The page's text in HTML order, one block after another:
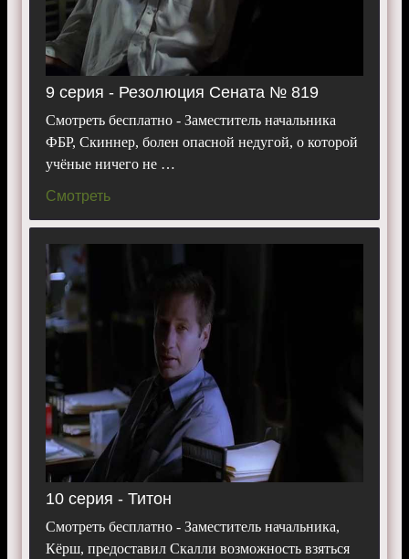
9 серия - Резолюция Сената № 819
Смотреть бесплатно - Заместитель начальника
ФБР, Скиннер, болен опасной недугой, о которой
учёные ничего не …
Смотреть
10 серия - Титон
Смотреть бесплатно - Заместитель начальника,
Кёрш, предоставил Скалли возможность взяться